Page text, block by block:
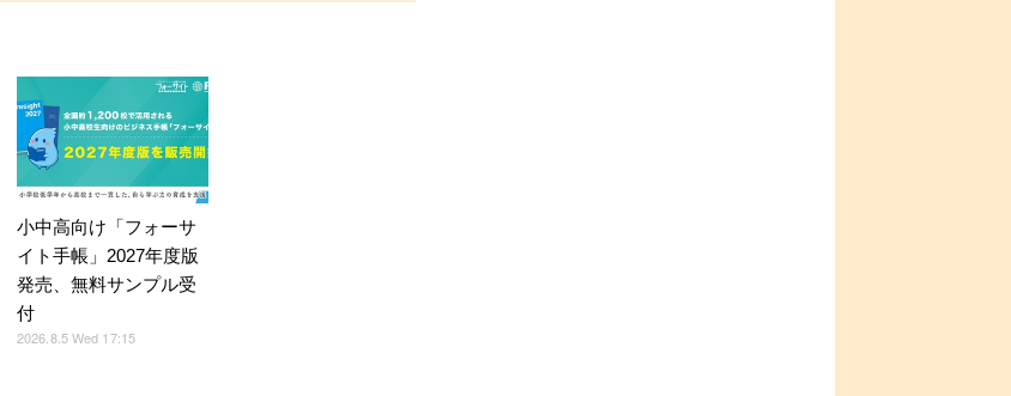
小中高向け「フォーサ
イト手帳」2027年度版
発売、無料サンプル受
付
2026.8.5 Wed 17:15